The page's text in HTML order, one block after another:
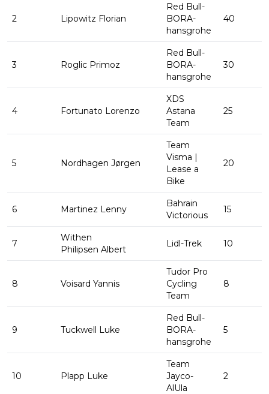
2 Lipowitz Florian
Red Bull-
BORA-
hansgrohe
40
3 Roglic Primoz
Red Bull-
BORA-
hansgrohe
30
4 Fortunato Lorenzo
XDS
Astana
Team
25
5 Nordhagen Jørgen
Team
Visma |
Lease a
Bike
20
6 Martinez Lenny
Bahrain
Victorious
15
7
Withen
Philipsen Albert
Lidl-Trek 10
8 Voisard Yannis
Tudor Pro
Cycling
Team
8
9 Tuckwell Luke
Red Bull-
BORA-
hansgrohe
5
10 Plapp Luke
Team
Jayco-
AlUla
2